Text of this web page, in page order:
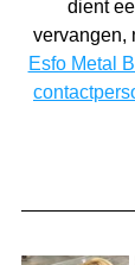
dient
vervangen,
Esfo Metal